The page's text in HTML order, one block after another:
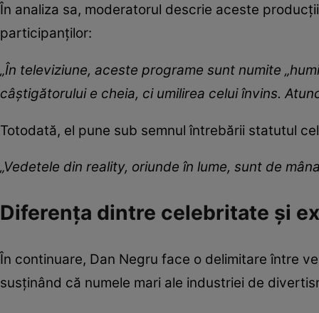
În analiza sa, moderatorul descrie aceste
participanților:
„În televiziune, aceste programe sunt numite
câștigătorului e cheia, ci umilirea celui învins.
Totodată, el pune sub semnul întrebării statutul
„Vedetele din reality, oriunde în lume, sunt de
Diferența dintre celebritate și
În continuare, Dan Negru face o delimitare între
susținând că numele mari ale industriei de